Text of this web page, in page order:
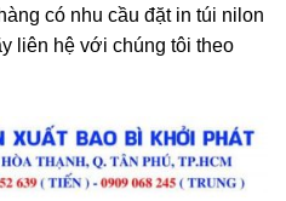
có nhu cầu đặt in túi nilon
liên hệ với chúng tôi theo